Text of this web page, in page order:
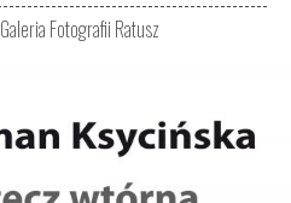
Galeria Fotografii Ratusz